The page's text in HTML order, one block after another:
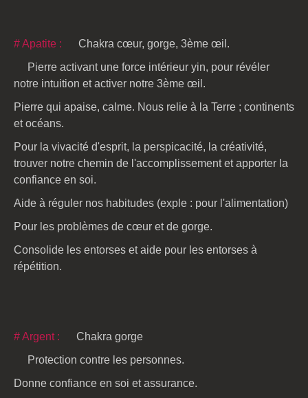
# Apatite : Chakra cœur, gorge, 3ème œil.
Pierre activant une force intérieur yin, pour révéler
notre intuition et activer notre 3ème œil.
Pierre qui apaise, calme. Nous relie à la Terre ; continents
et océans.
Pour la vivacité d'esprit, la perspicacité, la créativité,
trouver notre chemin de l'accomplissement et apporter la
confiance en soi.
Aide à réguler nos habitudes (exple : pour l'alimentation)
Pour les problèmes de cœur et de gorge.
Consolide les entorses et aide pour les entorses à
répétition.
# Argent :
Chakra gorge
Protection contre les personnes.
Donne confiance en soi et assurance.